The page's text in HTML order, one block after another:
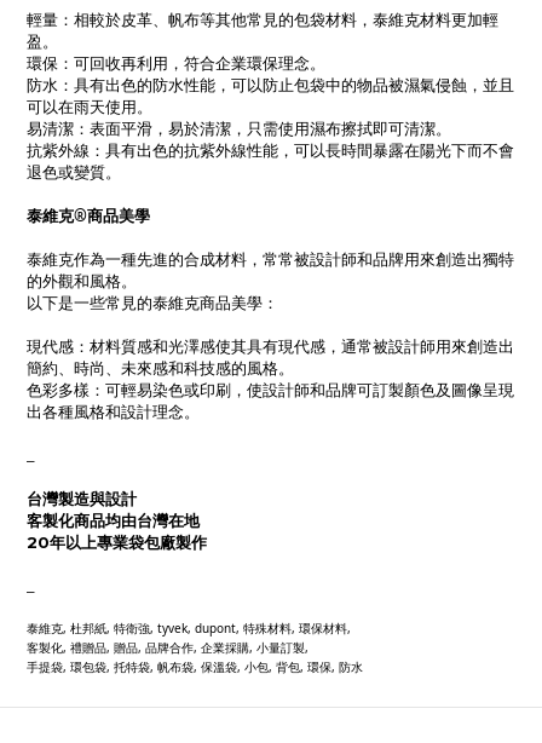
輕量：相較於皮革、帆布等其他常見的包袋材料，泰維克材料更加輕
盈。
環保：可回收再利用，符合企業環保理念。
防水：具有出色的防水性能，可以防止包袋中的物品被濕氣侵蝕，並且
可以在雨天使用。
易清潔：表面平滑，易於清潔，只需使用濕布擦拭即可清潔。
抗紫外線：具有出色的抗紫外線性能，可以長時間暴露在陽光下而不會
退色或變質。
泰維克®商品美學
泰維克作為一種先進的合成材料，常常被設計師和品牌用來創造出獨特
的外觀和風格。
以下是一些常見的泰維克商品美學：
現代感：材料質感和光澤感使其具有現代感，通常被設計師用來創造出
簡約、時尚、未來感和科技感的風格。
色彩多樣：可輕易染色或印刷，使設計師和品牌可訂製顏色及圖像呈現
出各種風格和設計理念。
台灣製造與設計
客製化商品均由台灣在地
20年以上專業袋包廠製作
泰維克, 杜邦紙, 特衛強, tyvek, dupont, 特殊材料, 環保材料,
客製化, 禮贈品, 贈品, 品牌合作, 企業採購, 小量訂製,
手提袋, 環包袋, 托特袋, 帆布袋, 保溫袋, 小包, 背包, 環保, 防水